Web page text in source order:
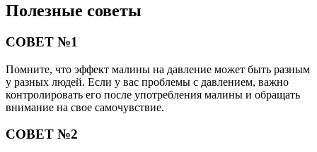
Полезные советы
СОВЕТ №1
Помните, что эффект малины на давление может быть разным
у разных людей. Если у вас проблемы с давлением, важно
контролировать его после употребления малины и обращать
внимание на свое самочувствие.
СОВЕТ №2